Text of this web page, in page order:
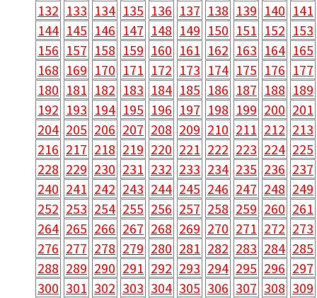
132 133 134 135 136 137 138 139 140 141
144 145 146 147 148 149 150 151 152 153
156 157 158 159 160 161 162 163 164 165
168 169 170 171 172 173 174 175 176 177
180 181 182 183 184 185 186 187 188 189
192 193 194 195 196 197 198 199 200 201
204 205 206 207 208 209 210 211 212 213
216 217 218 219 220 221 222 223 224 225
228 229 230 231 232 233 234 235 236 237
240 241 242 243 244 245 246 247 248 249
252 253 254 255 256 257 258 259 260 261
264 265 266 267 268 269 270 271 272 273
276 277 278 279 280 281 282 283 284 285
288 289 290 291 292 293 294 295 296 297
300 301 302 303 304 305 306 307 308 309